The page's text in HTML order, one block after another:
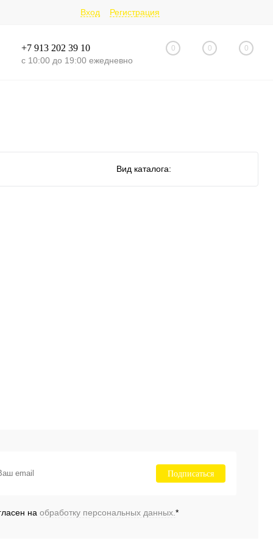
Вход Регистрация
+7 913 202 39 10
с 10:00 до 19:00 ежедневно
0 0 0
Вид каталога:
Подписаться
на обработку персональных данных. *